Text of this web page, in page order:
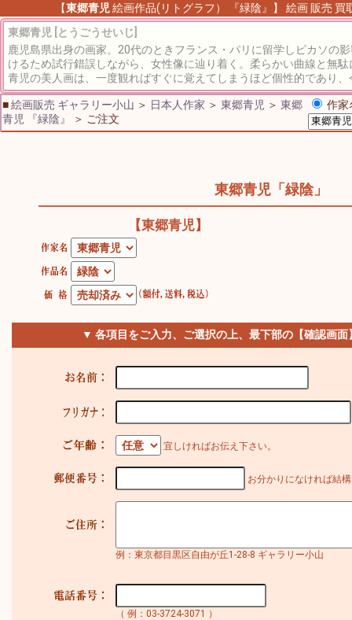
【東郷青児絵画作品(リトグラフ） 『緑陰』】 絵画 販売 買
東郷青児 [とうごうせいじ]
鹿児島県出身の画家。20代のときフランス・パリに留学しピカソの
けるため試行錯誤しながら、女性像に辿り着く。柔らかい曲線と無
青児の美人画は、一度観ればすぐに覚えてしまうほど個性的であり
■絵画販売 ギャラリー小山 ＞ 日本人作家 ＞ 東郷青児 ＞ 東郷
青児 『緑陰』
＞ ご注文
作家
東郷青児「緑陰」
【東郷青児】
▼ 各項目をご入力、ご選択の上、最下部の【確認画
宜しければお伝え下さい。
お分かりになければ結
例：東京都目黒区自由が丘1-28-8 ギャラリー小山
（ 例：03-3724-3071 ）